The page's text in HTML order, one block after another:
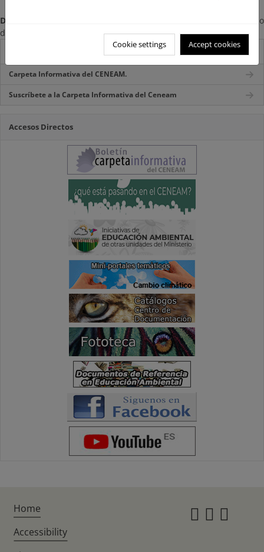
Disponibilidad:
. Préstamo
domiciliario
Carpeta Informativa del CENEAM.
Suscríbete a la Carpeta Informativa del Ceneam
Accesos Directos
Cookie settings Accept cookies
Home
Accessibility